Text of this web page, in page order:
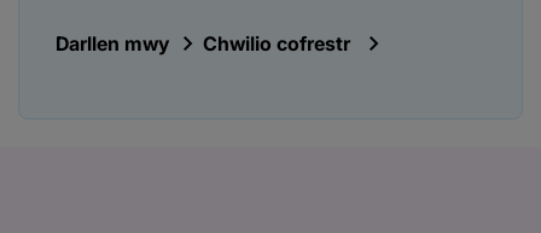
Darllen mwy Chwilio cofrestr